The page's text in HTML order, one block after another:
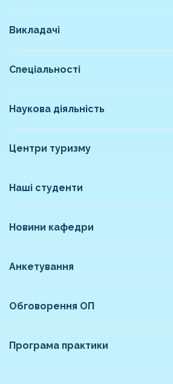
Викладачі
Спеціальності
Наукова діяльність
Центри туризму
Наші студенти
Новини кафедри
Анкетування
Обговорення ОП
Програма практики